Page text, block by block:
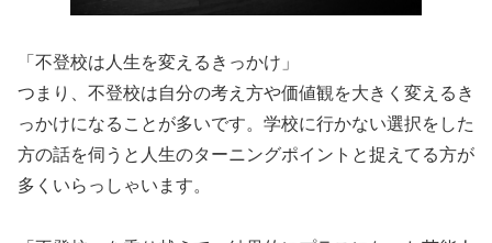
「不登校は人生を変えるきっかけ」
つまり、不登校は自分の考え方や価値観を大きく変えるき
っかけになることが多いです。学校に行かない選択をした
方の話を伺うと人生のターニングポイントと捉えてる方が
多くいらっしゃいます。